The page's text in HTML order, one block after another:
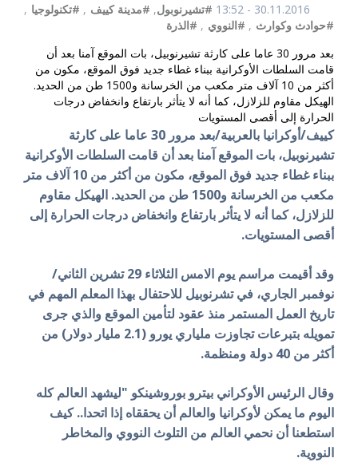
30.11.2016 - 13:52 #تشيرنوبول, #مدينة كييف , #تكنولوجيا ,
#حوادث وكوارث , #النووي , #الذرة
بعد مرور 30 عاما على كارثة تشيرنوبيل، بات الموقع آمنا بعد أن
قامت السلطات الأوكرانية ببناء غطاء جديد فوق الموقع، مكون من
أكثر من 10 آلاف متر مكعب من الخرسانة و1500 طن من الحديد.
الهيكل مقاوم للزلازل، كما أنه لا يتأثر بارتفاع وانخفاض درجات
الحرارة إلى أقصى المستويات
كييف/أوكرانيا بالعربية/بعد مرور 30 عاما على كارثة
تشيرنوبيل، بات الموقع آمنا بعد أن قامت السلطات الأوكرانية
ببناء غطاء جديد فوق الموقع، مكون من أكثر من 10 آلاف متر
مكعب من الخرسانة و1500 طن من الحديد. الهيكل مقاوم
للزلازل، كما أنه لا يتأثر بارتفاع وانخفاض درجات الحرارة إلى
أقصى المستويات.
وقد أقيمت مراسم يوم الامس الثلاثاء 29 تشرين الثاني/
نوفمبر الجاري، في تشرنوبيل للاحتفال بهذا المعلم المهم في
تاريخ العمل المستمر منذ عقود لتأمين الموقع والذي جرى
تمويله بتبرعات تجاوزت ملياري يورو (2.1 مليار دولار) من
أكثر من 40 دولة ومنظمة.
وقال الرئيس الأوكراني بيترو بوروشينكو "ليشهد العالم كله
اليوم ما يمكن لأوكرانيا والعالم أن يحققاه إذا اتحدا.. كيف
استطعنا أن نحمي العالم من التلوث النووي والمخاطر
النووية.